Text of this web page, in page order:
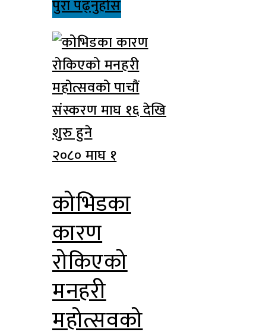
पुरा पढ्नुहोस
२०८० माघ १
कोभिडका
कारण
रोकिएको
मनहरी
महोत्सवको